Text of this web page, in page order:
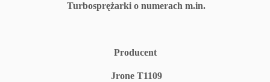
Turbosprężarki o numerach m.in.
Producent
Jrone T1109